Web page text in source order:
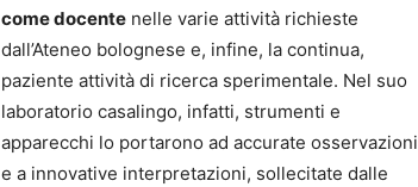
come docente nelle varie attività richieste
dall’Ateneo bolognese e, infine, la continua,
paziente attività di ricerca sperimentale. Nel suo
laboratorio casalingo, infatti, strumenti e
apparecchi lo portarono ad accurate osservazioni
e a innovative interpretazioni, sollecitate dalle